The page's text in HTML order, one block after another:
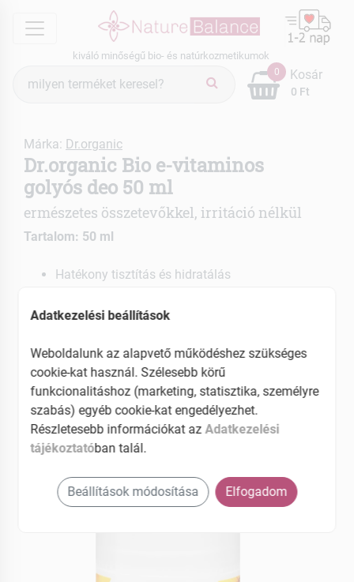
menu
kiváló minőségű bio- és natúrkozmetikumok
keresés
0
0 Ft
Kosár
Márka: Dr.organic
Dr.organic Bio e-vitaminos
golyós deo 50 ml
ermészetes összetevőkkel, irritáció nélkül
Tartalom: 50 ml
Hatékony tisztítás és hidratálás
védelem
Megnyugtatja és hidratálja a bőrt
EAN: 5060176671560
Adatkezelési beállítások
Weboldalunk az alapvető működéshez szükséges
cookie-kat használ. Szélesebb körű
funkcionalitáshoz (marketing, statisztika, személyre
szabás) egyéb cookie-kat engedélyezhet.
Részletesebb információkat azAdatkezelési
tájékoztatóban talál.
Beállítások módosítása Elfogadom